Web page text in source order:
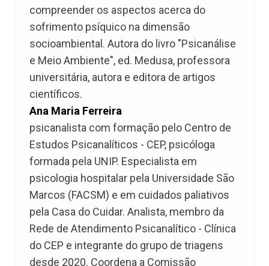
compreender os aspectos acerca do
sofrimento psíquico na dimensão
socioambiental. Autora do livro "Psicanálise
e Meio Ambiente", ed. Medusa, professora
universitária, autora e editora de artigos
científicos.
Ana Maria Ferreira
psicanalista com formação pelo Centro de
Estudos Psicanalíticos - CEP, psicóloga
formada pela UNIP. Especialista em
psicologia hospitalar pela Universidade São
Marcos (FACSM) e em cuidados paliativos
pela Casa do Cuidar. Analista, membro da
Rede de Atendimento Psicanalítico - Clínica
do CEP e integrante do grupo de triagens
desde 2020. Coordena a Comissão